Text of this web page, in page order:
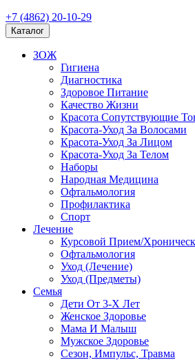
+7 (4862) 20-10-29
Каталог
ЗОЖ
Гигиена
Диагностика
Здоровое Питание
Качество Жизни
Красота Сопутствующие
Красота-Уход За Волосами
Красота-Уход За Лицом
Красота-Уход За Телом
Наборы
Народная Медицина
Офтальмология
Профилактика
Спорт
Лечение
Курсовой Прием/
Офтальмология
Уход (Лечение)
Уход (Предметы)
Семья
Дети От 3-Х Лет
Женское Здоровье
Мама И Малыш
Мужское Здоровье
Сезон, Импульс, Травма